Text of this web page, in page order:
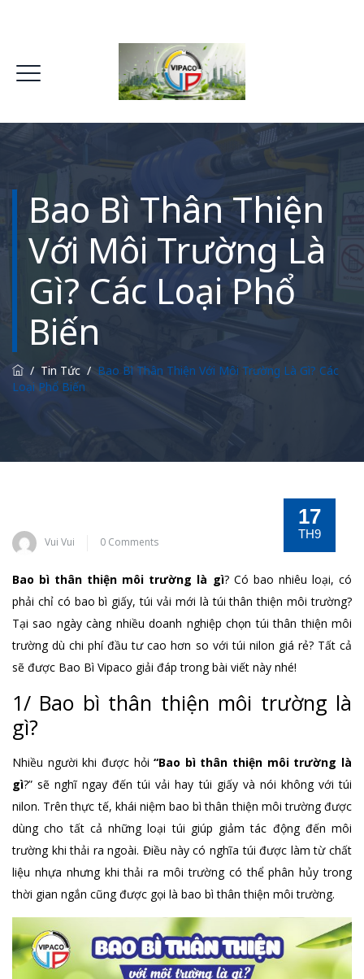
Bao Bì Thân Thiện
Với Môi Trường Là
Gì? Các Loại Phổ
Biến
/ Tin Tức / Bao Bì Thân Thiện Với Môi Trường Là Gì? Các
Loại Phổ Biến
17
TH9
Vui Vui 0 Comments
Bao bì thân thiện môi trường là gì? Có bao nhiêu loại, có
phải chỉ có bao bì giấy, túi vải mới là túi thân thiện môi trường?
Tại sao ngày càng nhiều doanh nghiệp chọn túi thân thiện môi
trường dù chi phí đầu tư cao hơn so với túi nilon giá rẻ? Tất cả
sẽ được Bao Bì Vipaco giải đáp trong bài viết này nhé!
1/ Bao bì thân thiện môi trường là
gì?
Nhiều người khi được hỏi“Bao bì thân thiện môi trường là
gì?” sẽ nghĩ ngay đến túi vải hay túi giấy và nói không với túi
nilon. Trên thực tế, khái niệm bao bì thân thiện môi trường được
dùng cho tất cả những loại túi giúp giảm tác động đến môi
trường khi thải ra ngoài. Điều này có nghĩa túi được làm từ chất
liệu nhựa nhưng khi thải ra môi trường có thể phân hủy trong
thời gian ngắn cũng được gọi là bao bì thân thiện môi trường.